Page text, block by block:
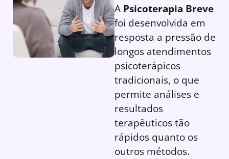
A Psicoterapia Breve
foi desenvolvida em
resposta a pressão de
longos atendimentos
psicoterápicos
tradicionais, o que
permite análises e
resultados
terapêuticos tão
rápidos quanto os
outros métodos.